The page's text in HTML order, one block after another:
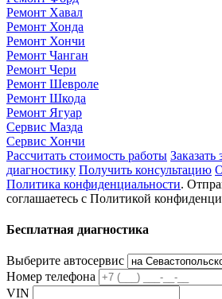
Ремонт Хавал
Ремонт Хонда
Ремонт Хончи
Ремонт Чанган
Ремонт Чери
Ремонт Шевроле
Ремонт Шкода
Ремонт Ягуар
Сервис Мазда
Сервис Хончи
Рассчитать стоимость работы Заказать
диагностику Получить консультацию
Политика конфиденциальности.
соглашаетесь с Политикой
Бесплатная диагностика
Выберите автосервис
Номер телефона
VIN